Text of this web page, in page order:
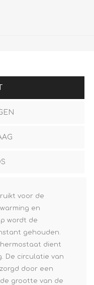
voor de
en
wordt de
gehouden.
dient
De circulatie van
door een
grootte van de